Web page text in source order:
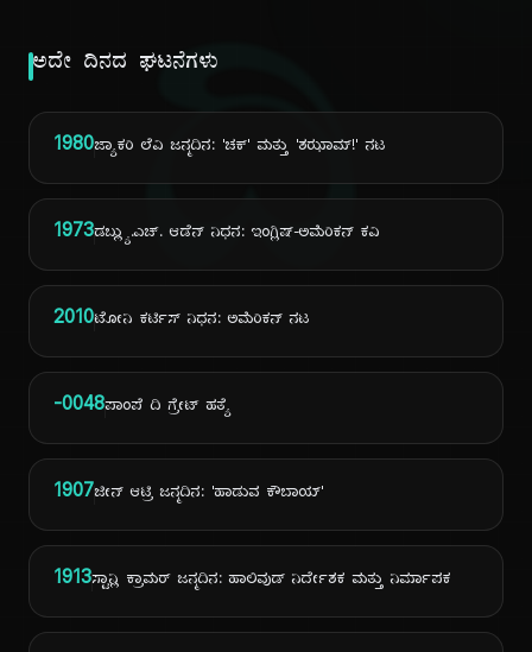
ದಿ
ಅದೇ ದಿನದ ಘಟನೆಗಳು
1980ಜ್ಯಾಕರಿ ಲೆವಿ ಜನ್ಮದಿನ: 'ಚಕ್' ಮತ್ತು 'ಶಝಾಮ್!' ನಟ
1973ಡಬ್ಲ್ಯು.ಎಚ್. ಆಡೆನ್ ನಿಧನ: ಇಂಗ್ಲಿಷ್-ಅಮೆರಿಕನ್ ಕವಿ
2010ಟೋನಿ ಕರ್ಟಿಸ್ ನಿಧನ: ಅಮೆರಿಕನ್ ನಟ
-0048ಪಾಂಪೆ ದಿ ಗ್ರೇಟ್ ಹತ್ಯೆ
1907ಜೀನ್ ಆಟ್ರಿ ಜನ್ಮದಿನ: 'ಹಾಡುವ ಕೌಬಾಯ್'
1913ಸ್ಟಾನ್ಲಿ ಕ್ರಾಮರ್ ಜನ್ಮದಿನ: ಹಾಲಿವುಡ್ ನಿರ್ದೇಶಕ ಮತ್ತು ನಿರ್ಮಾಪಕ